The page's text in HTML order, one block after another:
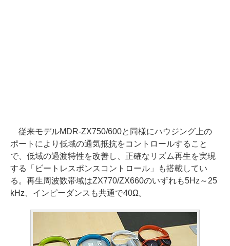
従来モデルMDR-ZX750/600と同様にハウジング上の
ポートにより低域の通気抵抗をコントロールすること
で、低域の過渡特性を改善し、正確なリズム再生を実現
する「ビートレスポンスコントロール」も搭載してい
る。再生周波数帯域はZX770/ZX660のいずれも5Hz～25
kHz、インピーダンスも共通で40Ω。